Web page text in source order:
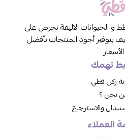
و الحيوانات الاليفة نحرص على
بتوفير أجود المنتجات بأفضل
الأسعار
تهمك
ركن قطي
نحن ؟
والاسترجاع
العملاء